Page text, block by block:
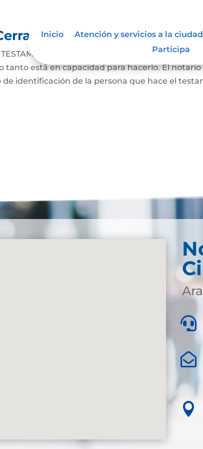
Inicio Atención y servicios a la
Participa
TESTAMENTO CERRADO: La persona que hace
tanto está en capacidad para hacerlo. El
identificación de la persona que hace el


